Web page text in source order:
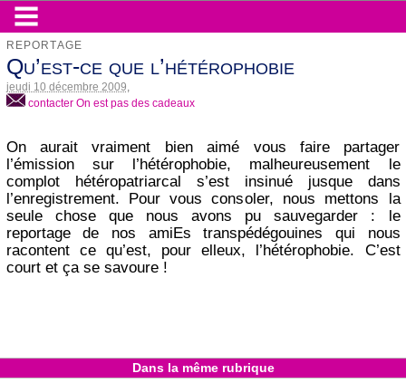
REPORTAGE
Qu’est-ce que l’hétérophobie
jeudi 10 décembre 2009
contacter On est pas des cadeaux
On aurait vraiment bien aimé vous faire partager
l’émission sur l’hétérophobie, malheureusement le
complot hétéropatriarcal s’est insinué jusque dans
l’enregistrement. Pour vous consoler, nous mettons la
seule chose que nous avons pu sauvegarder : le
reportage de nos amiEs transpédégouines qui nous
racontent ce qu’est, pour elleux, l’hétérophobie. C’est
court et ça se savoure !
Dans la même rubrique